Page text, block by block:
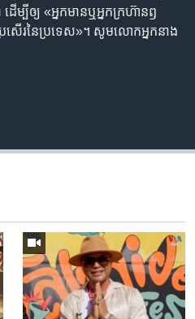
ើម្បី​ឲ្យ​ «​អ្នក​មាន​ឬ​អ្នកក្រ​​​ហ៊ានឭ
សើរ​នៃ​ប្រទេស​»​។ សូមលោកអ្នកនាង​